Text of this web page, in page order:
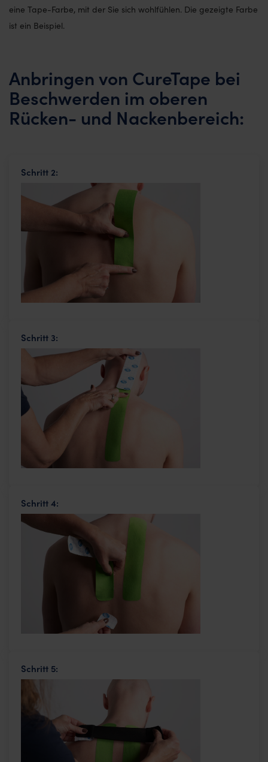
eine Tape-Farbe, mit der Sie sich wohlfühlen. Die gezeigte Farbe
ist ein Beispiel.
Anbringen von CureTape bei
Beschwerden im oberen
Rücken- und Nackenbereich:
Schritt 2:
Schritt 3:
Schritt 4:
Schritt 5: